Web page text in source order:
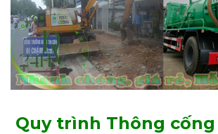
Quy trình Thông